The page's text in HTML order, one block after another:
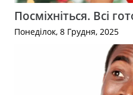
Посміхніться. Всі
Понеділок, 8 Грудня, 2025